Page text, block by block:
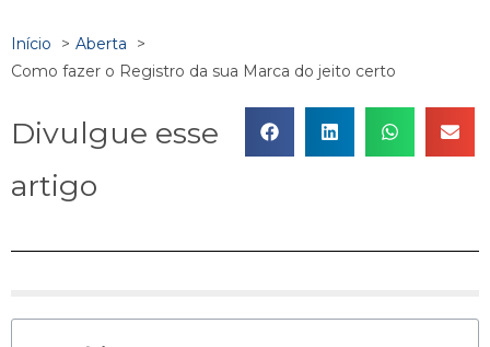
Início
Aberta
Como fazer o Registro da sua Marca do jeito certo
Divulgue esse
artigo